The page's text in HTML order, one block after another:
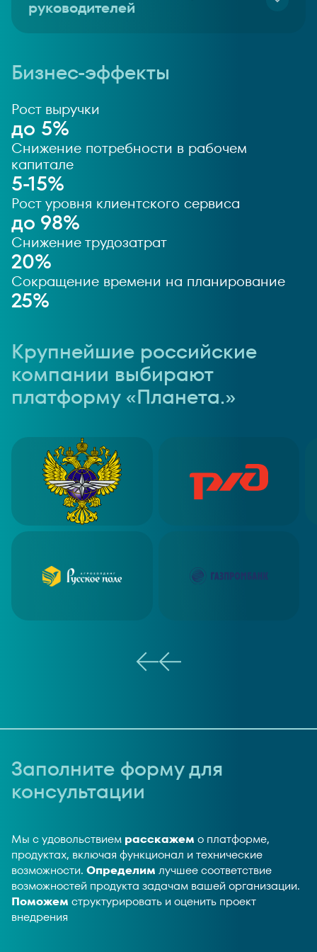
проектов, что помогает выявлять наиболее и
наименее эффективные области
руководителей
наглядном формате, обеспечивая быстрый доступ к
информации для принятия решений
Бизнес-эффекты
Рост выручки
до 5%
Снижение потребности в рабочем
капитале
5-15%
Рост уровня клиентского сервиса
до 98%
Снижение трудозатрат
20%
Сокращение времени на планирование
25%
Крупнейшие российские
компании выбирают
платформу «Планета.»
Заполните форму для
консультации
Мы с удовольствием расскажем о платформе,
продуктах, включая функционал и технические
возможности. Определим лучшее соответствие
возможностей продукта задачам вашей организации.
Поможем структурировать и оценить проект
внедрения